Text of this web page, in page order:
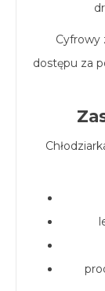
Cyfrowy
dostępu za